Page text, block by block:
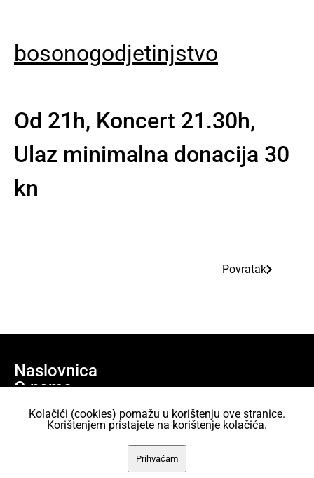
bosonogodjetinjstvo
Od 21h, Koncert 21.30h,
Ulaz minimalna donacija 30
kn
Povratak
Naslovnica
O nama
Učlani se
Projekti
AKC Attack Sav sadržaj dan je na korištenje pod licencom Creative
Kolačići (cookies) pomažu u korištenju ove stranice.
Korištenjem pristajete na korištenje kolačića.
Prihvaćam